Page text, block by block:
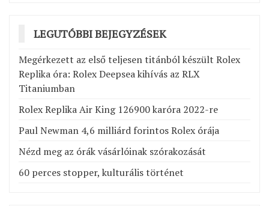
LEGUTÓBBI BEJEGYZÉSEK
Megérkezett az első teljesen titánból készült Rolex
Replika óra: Rolex Deepsea kihívás az RLX
Titaniumban
Rolex Replika Air King 126900 karóra 2022-re
Paul Newman 4,6 milliárd forintos Rolex órája
Nézd meg az órák vásárlóinak szórakozását
60 perces stopper, kulturális történet